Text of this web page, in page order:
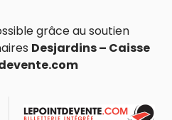
grâce au soutien
Desjardins – Caisse